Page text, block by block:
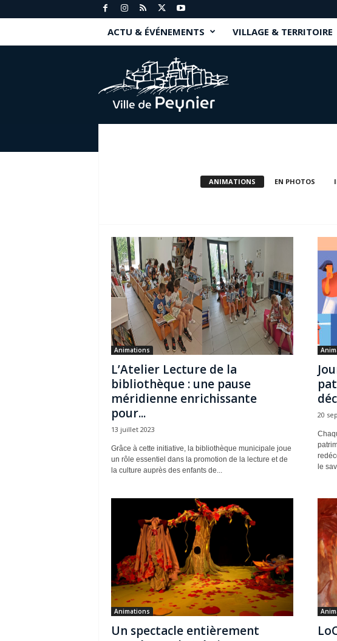
ACTU & ÉVÉNEMENTS VILLAGE & TERRITOIRE
n
ANIMATIONS EN PHOTOS
Animations
L’Atelier Lecture de la
bibliothèque : une pause
méridienne enrichissante
pour...
13 juillet 2023
Grâce à cette initiative, la bibliothèque municipale joue
un rôle essentiel dans la promotion de la lecture et de
la culture auprès des enfants de...
20
le
Animations
Un spectacle entièrement